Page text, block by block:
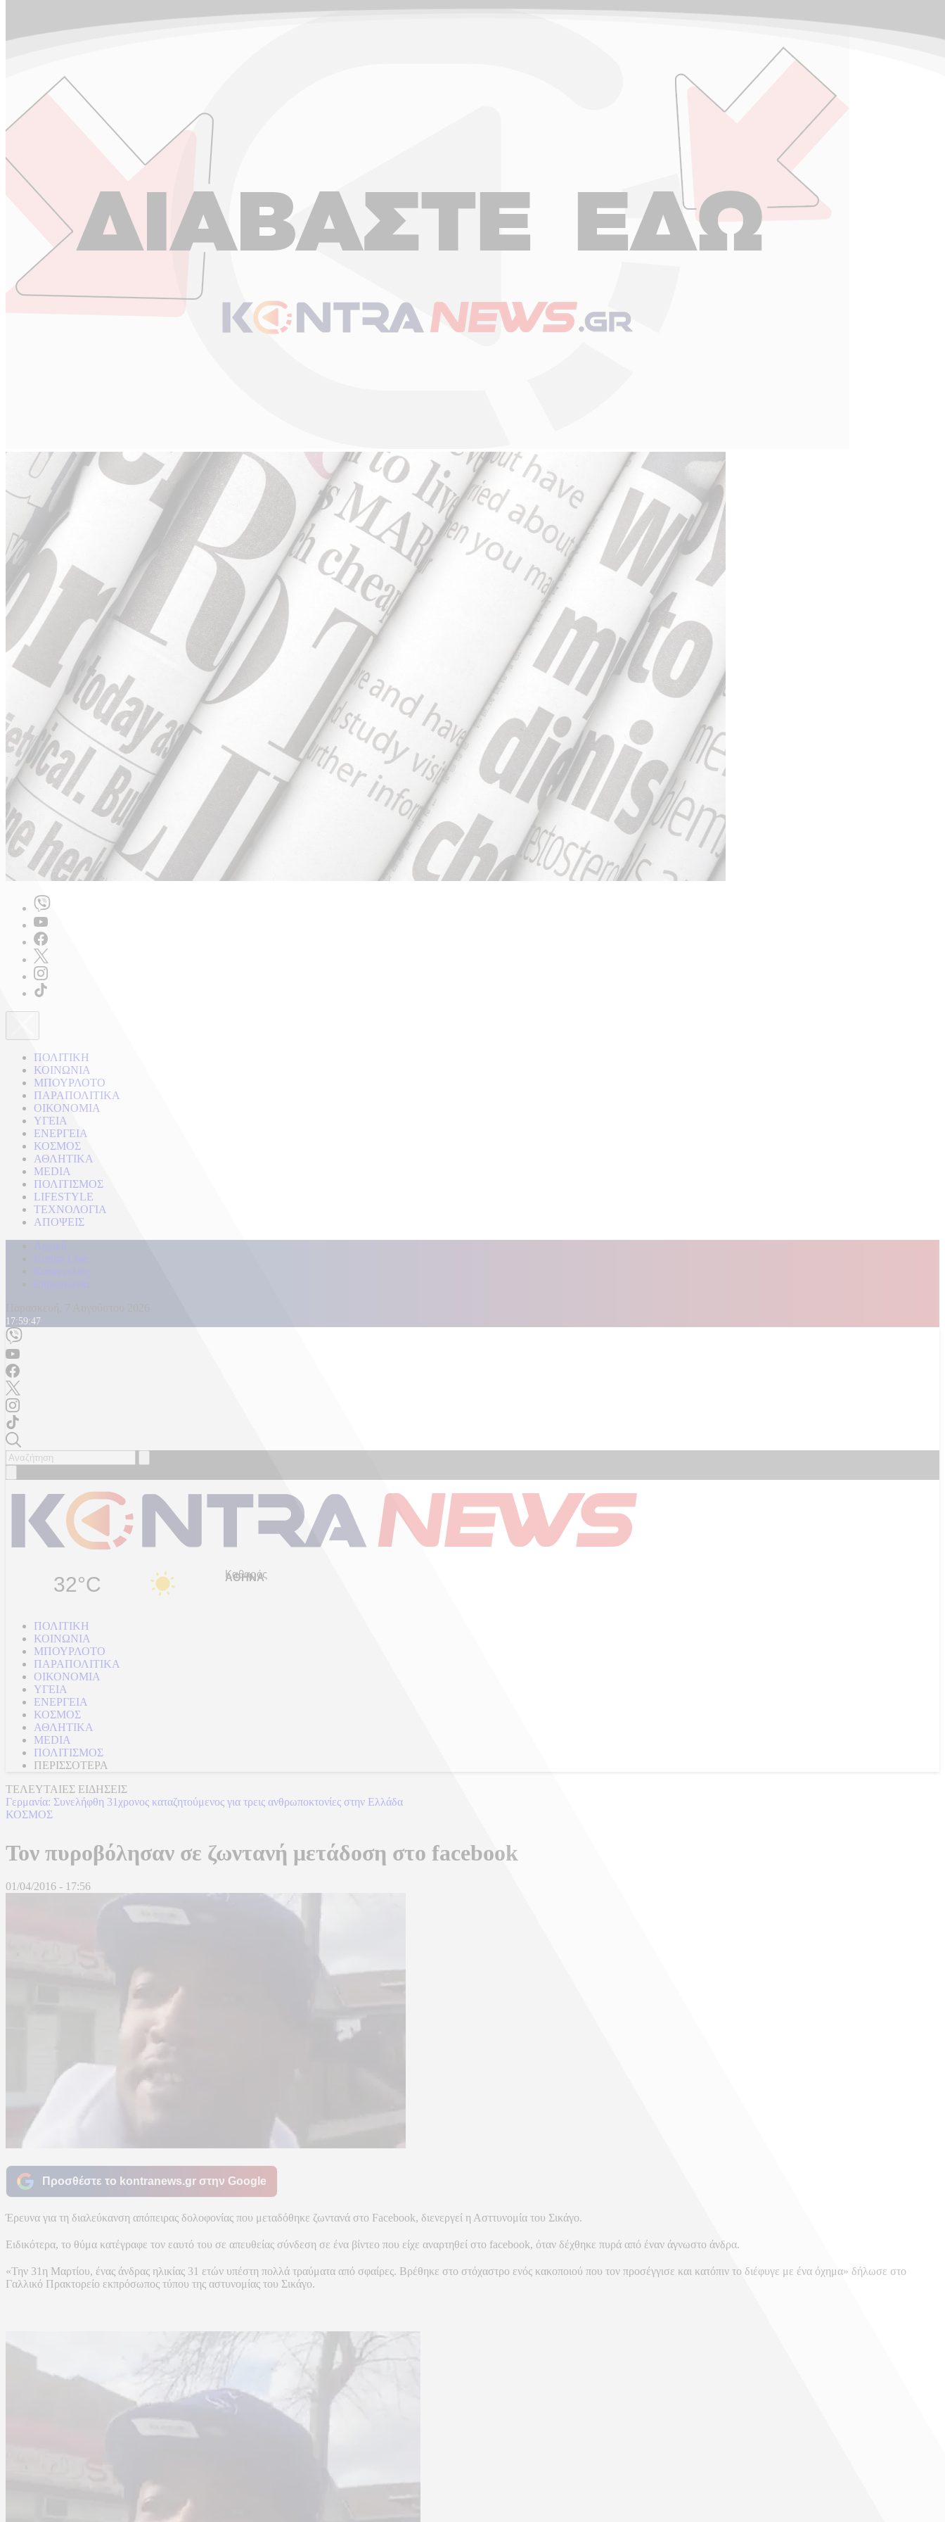
ΠΟΛΙΤΙΚΗ
ΚΟΙΝΩΝΙΑ
ΜΠΟΥΡΛΟΤΟ
ΠΑΡΑΠΟΛΙΤΙΚΑ
ΟΙΚΟΝΟΜΙΑ
ΥΓΕΙΑ
ΕΝΕΡΓΕΙΑ
ΚΟΣΜΟΣ
ΑΘΛΗΤΙΚΑ
MEDIA
ΠΟΛΙΤΙΣΜΟΣ
LIFESTYLE
ΤΕΧΝΟΛΟΓΙΑ
ΑΠΟΨΕΙΣ
Αρχική
Kontra Live
Καταγγελίες
Επικοινωνία
17:59:49
32°C Καθαρός
ΠΟΛΙΤΙΚΗ
ΚΟΙΝΩΝΙΑ
ΜΠΟΥΡΛΟΤΟ
ΠΑΡΑΠΟΛΙΤΙΚΑ
ΟΙΚΟΝΟΜΙΑ
ΥΓΕΙΑ
ΕΝΕΡΓΕΙΑ
ΚΟΣΜΟΣ
ΑΘΛΗΤΙΚΑ
MEDIA
ΠΟΛΙΤΙΣΜΟΣ
ΠΕΡΙΣΣΟΤΕΡΑ
ΤΕΛΕΥΤΑΙΕΣ ΕΙΔΗΣΕΙΣ
Γερμανία: Συνελήφθη 31χρονος καταζητούμενος για τρεις ανθρωποκτονίες στην Ελλάδα
ΚΟΣΜΟΣ
Τον πυροβόλησαν σε ζωντανή μετάδοση στο facebook
01/04/2016 - 17:56
Προσθέστε το kontranews.gr στην Google
Έρευνα για τη διαλεύκανση απόπειρας δολοφονίας που μεταδόθηκε ζωντανά στο Facebook, διενεργεί η Ασττυνομία του Σικάγο.
Ειδικότερα, το θύμα κατέγραφε τον εαυτό του σε απευθείας σύνδεση σε ένα βίντεο που είχε αναρτηθεί στο facebook, όταν δέχθηκε πυρά από έναν άγνωστο άνδρα.
«Την 31η Μαρτίου, ένας άνδρας ηλικίας 31 ετών υπέστη πολλά τραύματα από σφαίρες. Βρέθηκε στο στόχαστρο ενός κακοποιού που τον προσέγγισε και κατόπιν το διέφυγε με ένα όχημα» δήλωσε στο
Γαλλικό Πρακτορείο εκπρόσωπος τύπου της αστυνομίας του Σικάγο.